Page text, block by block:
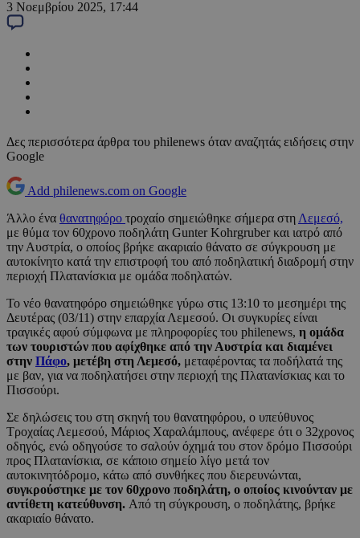
3 Νοεμβρίου 2025, 17:44
Δες περισσότερα άρθρα του philenews όταν αναζητάς ειδήσεις στην
Google
Add philenews.com on Google
Άλλο ένα θανατηφόρο τροχαίο σημειώθηκε σήμερα στη Λεμεσό,
με θύμα τον 60χρονο ποδηλάτη Gunter Kohrgruber και ιατρό από
την Αυστρία, ο οποίος βρήκε ακαριαίο θάνατο σε σύγκρουση με
αυτοκίνητο κατά την επιστροφή του από ποδηλατική διαδρομή στην
περιοχή Πλατανίσκια με ομάδα ποδηλατών.
Το νέο θανατηφόρο σημειώθηκε γύρω στις 13:10 το μεσημέρι της
Δευτέρας (03/11) στην επαρχία Λεμεσού. Οι συγκυρίες είναι
τραγικές αφού σύμφωνα με πληροφορίες του philenews, η ομάδα
των τουριστών που αφίχθηκε από την Αυστρία και διαμένει
στην Πάφο, μετέβη στη Λεμεσό, μεταφέροντας τα ποδήλατά της
με βαν, για να ποδηλατήσει στην περιοχή της Πλατανίσκιας και το
Πισσούρι.
Σε δηλώσεις του στη σκηνή του θανατηφόρου, ο υπεύθυνος
Τροχαίας Λεμεσού, Μάριος Χαραλάμπους, ανέφερε ότι ο 32χρονος
οδηγός, ενώ οδηγούσε το σαλούν όχημά του στον δρόμο Πισσούρι
προς Πλατανίσκια, σε κάποιο σημείο λίγο μετά τον
αυτοκινητόδρομο, κάτω από συνθήκες που διερευνώνται,
συγκρούστηκε με τον 60χρονο ποδηλάτη, ο οποίος κινούνταν με
αντίθετη κατεύθυνση. Από τη σύγκρουση, ο ποδηλάτης, βρήκε
ακαριαίο θάνατο.